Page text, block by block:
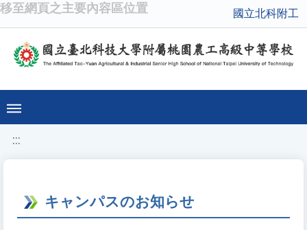
移至網頁之主要內容區位置 國立北科附工
:::
キャンパスのお知らせ